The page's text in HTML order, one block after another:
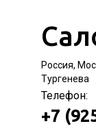
Россия,
Тургенева
Телефон:
+7